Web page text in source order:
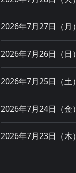
2026年7月27日（月）
2026年7月26日（日）
2026年7月25日（土）
2026年7月24日（金）
2026年7月23日（木）